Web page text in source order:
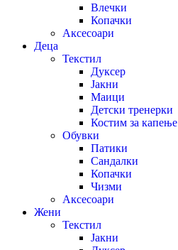
Влечки
Копачки
Аксесоари
Деца
Текстил
Дуксер
Јакни
Маици
Детски тренерки
Костим за капење
Обувки
Патики
Сандалки
Копачки
Чизми
Аксесоари
Жени
Текстил
Јакни